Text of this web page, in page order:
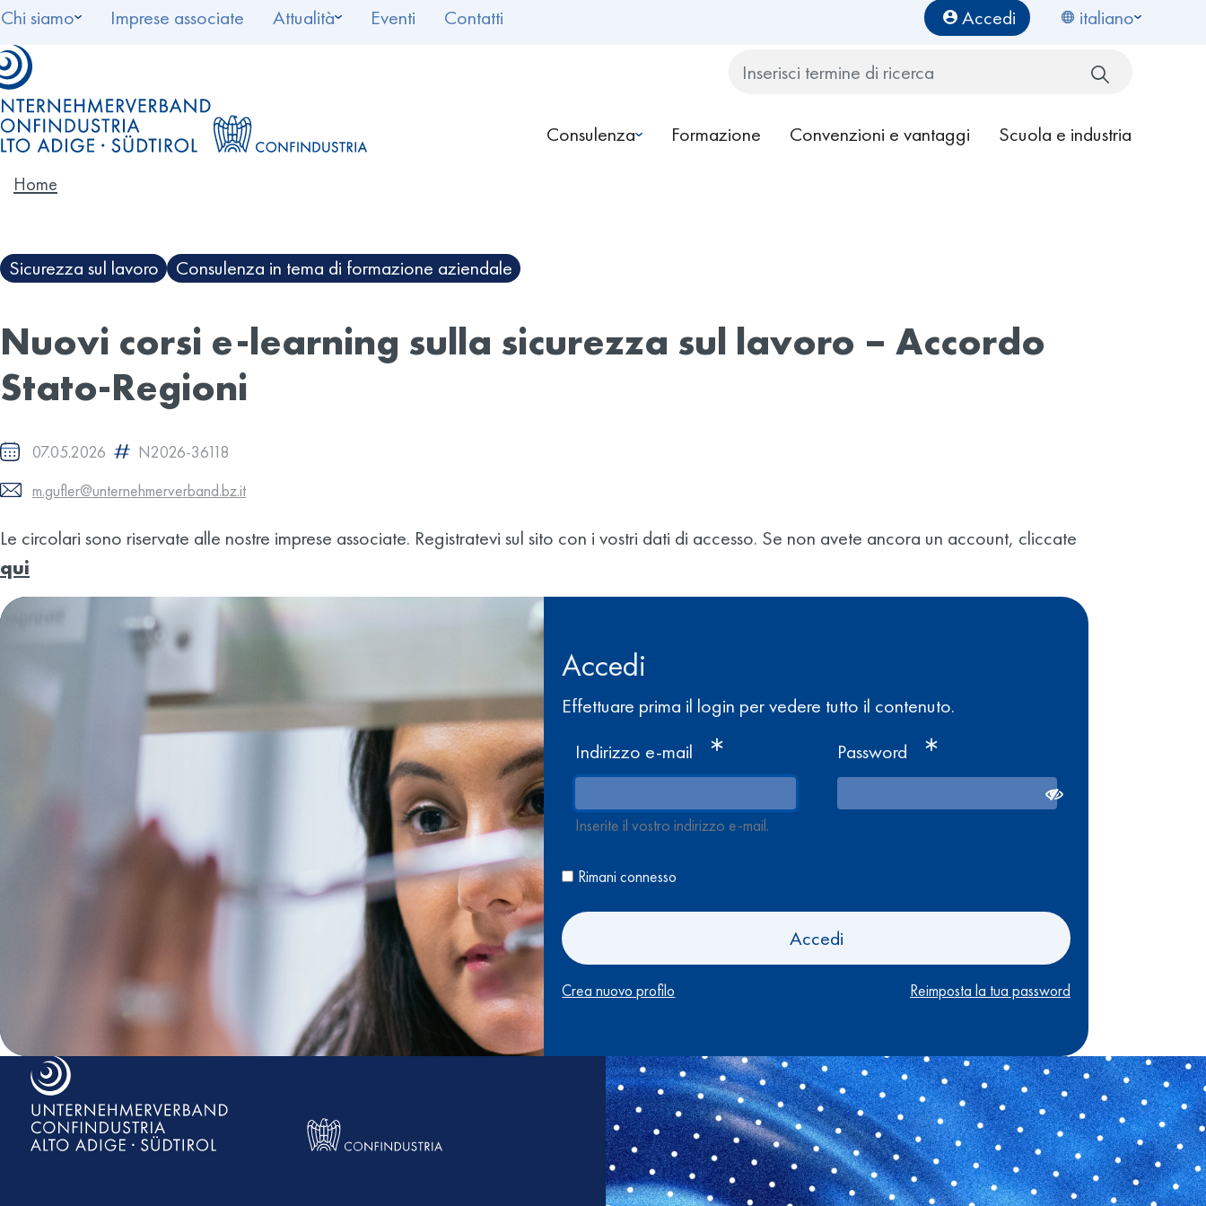
Chi siamo Imprese associate Attualità Eventi Contatti Benutzermenü
Accedi
italiano
Cerca
Cerca
Consulenza Formazione Convenzioni e vantaggi Scuola e industria
Home
Sicurezza sul lavoro Consulenza in tema di formazione aziendale
Nuovi corsi e-learning sulla sicurezza sul lavoro – Accordo
Stato-Regioni
07.05.2026
N2026-36118
m.gufler@unternehmerverband.bz.it
Le circolari sono riservate alle nostre imprese associate. Registratevi sul sito con i vostri dati di accesso. Se non avete ancora un account, cliccate
qui
Accedi
Effettuare prima il login per vedere tutto il contenuto.
Indirizzo e-mail
Inserite il vostro indirizzo e-mail.
Password
Rimani connesso
Accedi
Crea nuovo profilo Reimposta la tua password